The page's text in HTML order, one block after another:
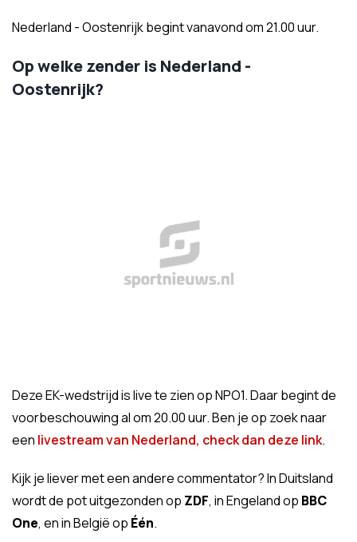
Nederland - Oostenrijk begint vanavond om 21.00 uur.
Op welke zender is Nederland -
Oostenrijk?
Deze EK-wedstrijd is live te zien op NPO1. Daar begint de
voorbeschouwing al om 20.00 uur. Ben je op zoek naar
een livestream van Nederland, check dan deze link.
Kijk je liever met een andere commentator? In Duitsland
wordt de pot uitgezonden op ZDF, in Engeland op BBC
One, en in België op Één.